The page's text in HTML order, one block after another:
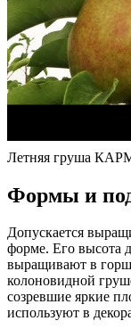
Летняя груша
Формы и
Допускается
форме. Его высота
выращивают в
колоновидной
созревшие яркие
используют в